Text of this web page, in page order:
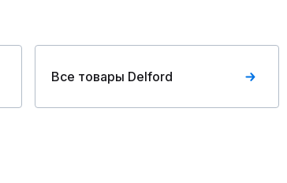
Все товары Delford